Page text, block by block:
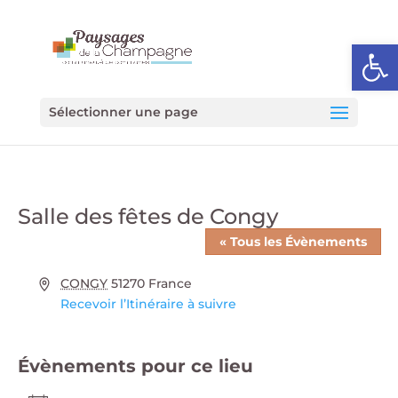
Ouvrir
Sélectionner une page
Salle des fêtes de Congy
« Tous les Évènements
Adresse
CONGY 51270 France
Recevoir l’Itinéraire à suivre
Évènements pour ce lieu